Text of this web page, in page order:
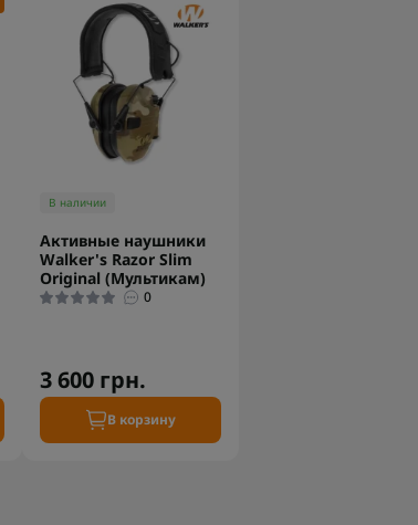
В наличии
Активные наушники
Walker's Razor Slim
Original (Мультикам)
0
3 600 грн.
В корзину